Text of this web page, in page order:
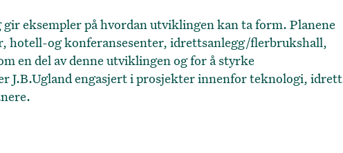
eksempler på hvordan utviklingen kan ta form. Planene
og konferansesenter, idrettsanlegg/flerbrukshall,
en del av denne utviklingen og for å styrke
J.B.Ugland engasjert i prosjekter innenfor teknologi, idrett